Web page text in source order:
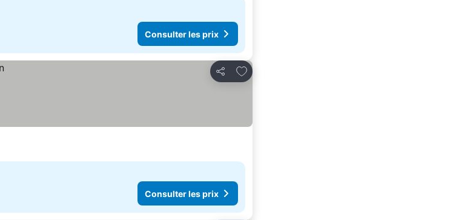
Consulter les prix
Partager
Ajouter à mes favoris
Consulter les prix